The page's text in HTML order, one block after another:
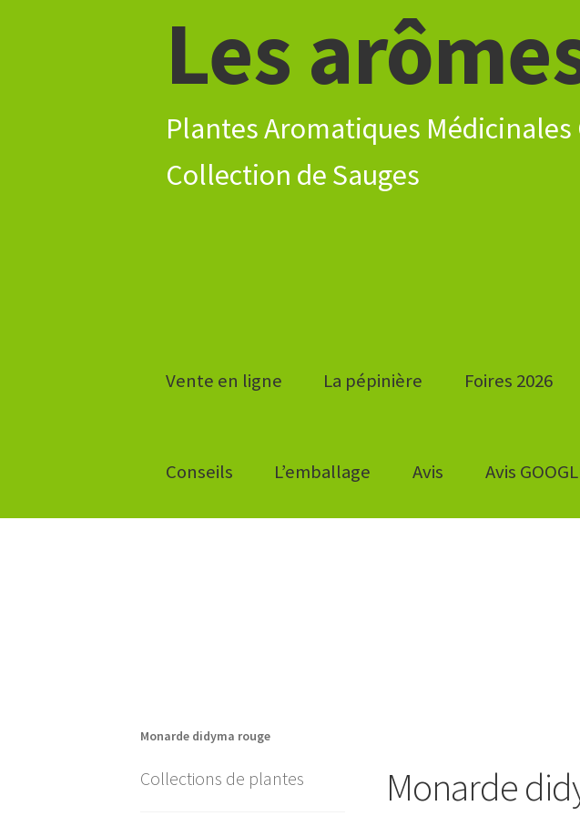
navigation
contenu
Les
Plantes Aromatiques
Vente en ligne La pépinière Foires 2026
Conseils L’emballage Avis Avis
Monarde didyma rouge
Monarde
Collections de plantes